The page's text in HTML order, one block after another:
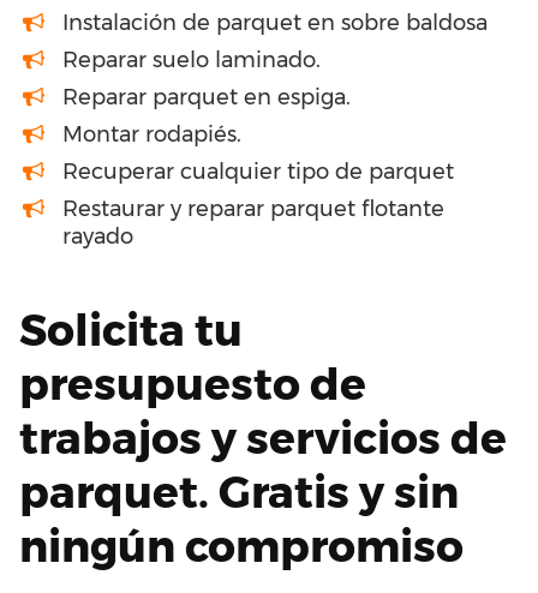
Instalación de parquet en sobre baldosa
Reparar suelo laminado.
Reparar parquet en espiga.
Montar rodapiés.
Recuperar cualquier tipo de parquet
Restaurar y reparar parquet flotante
rayado
Solicita tu
presupuesto de
trabajos y servicios de
parquet. Gratis y sin
ningún compromiso